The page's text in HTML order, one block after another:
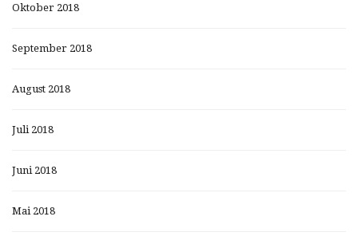
Oktober 2018
September 2018
August 2018
Juli 2018
Juni 2018
Mai 2018